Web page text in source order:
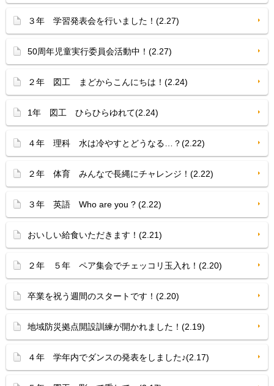
３年 学習発表会を行いました！(2.27)
50周年児童実行委員会活動中！(2.27)
２年 図工 まどからこんにちは！(2.24)
1年 図工 ひらひらゆれて(2.24)
４年 理科 水は冷やすとどうなる…？(2.22)
２年 体育 みんなで長縄にチャレンジ！(2.22)
３年 英語 Who are you ? (2.22)
おいしい給食いただきます！(2.21)
２年 ５年 ペア集会でチェッコリ玉入れ！(2.20)
卒業を祝う週間のスタートです！(2.20)
地域防災拠点開設訓練が開かれました！(2.19)
４年 学年内でダンスの発表をしました♪(2.17)